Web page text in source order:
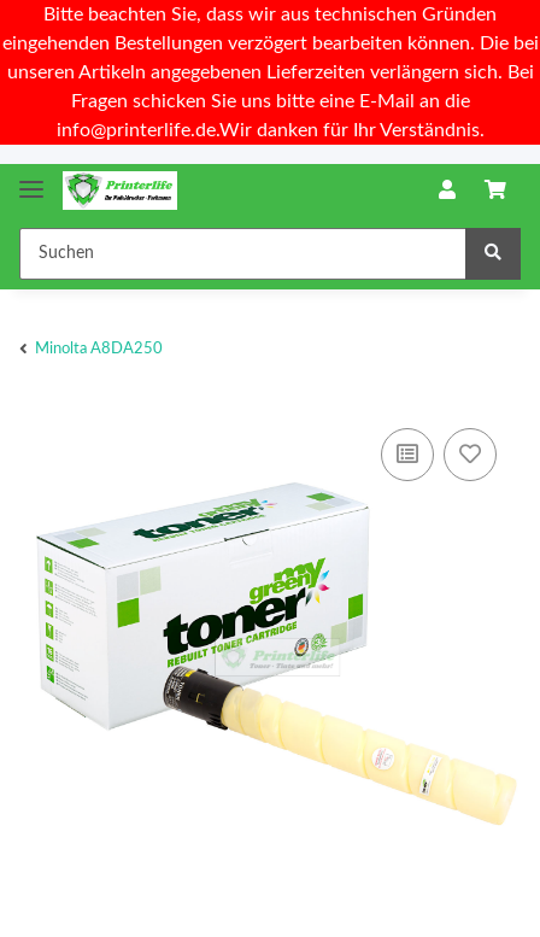
Bitte beachten Sie, dass wir aus technischen Gründen
eingehenden Bestellungen verzögert bearbeiten können. Die bei
unseren Artikeln angegebenen Lieferzeiten verlängern sich. Bei
Fragen schicken Sie uns bitte eine E-Mail an die
info@printerlife.de.Wir danken für Ihr Verständnis.
Minolta A8DA250